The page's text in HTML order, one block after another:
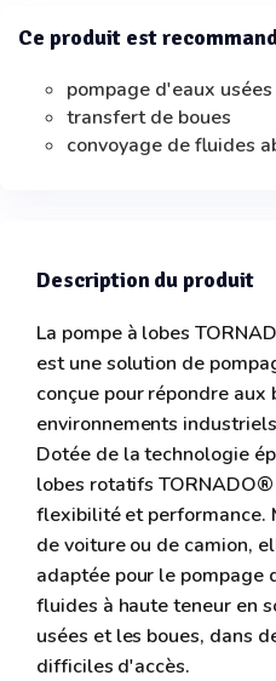
Ce produit est
pompage d'eaux usées
transfert de boues
convoyage de fluides
Description du produit
La pompe à lobes
est une solution de
conçue pour répondre aux
environnements
Dotée de la technologie
lobes rotatifs
flexibilité et performance.
de voiture ou de camion,
adaptée pour le pompage
fluides à haute teneur en
usées et les boues, dans
difficiles d'accès.